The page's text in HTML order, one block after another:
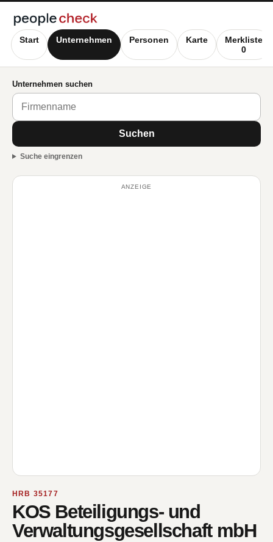
Start Unternehmen Personen Karte
Merkliste
0
Unternehmen suchen
Suchen
Suche eingrenzen
ANZEIGE
HRB 35177
KOS Beteiligungs- und
Verwaltungsgesellschaft mbH